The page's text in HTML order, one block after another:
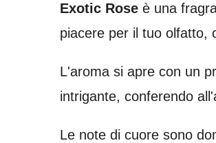
Exotic Rose è una
piacere per il tuo olfatto,
L'aroma si apre con un
intrigante, conferendo
Le note di cuore sono